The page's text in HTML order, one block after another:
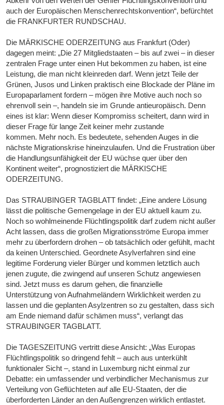
auch der Europäischen Menschenrechtskonvention“, befürchtet
die FRANKFURTER RUNDSCHAU.
Die MÄRKISCHE ODERZEITUNG aus Frankfurt (Oder)
dagegen meint: „Die 27 Mitgliedstaaten – bis auf zwei – in dieser
zentralen Frage unter einen Hut bekommen zu haben, ist eine
Leistung, die man nicht kleinreden darf. Wenn jetzt Teile der
Grünen, Jusos und Linken praktisch eine Blockade der Pläne im
Europaparlament fordern – mögen ihre Motive auch noch so
ehrenvoll sein –, handeln sie im Grunde antieuropäisch. Denn
eines ist klar: Wenn dieser Kompromiss scheitert, dann wird in
dieser Frage für lange Zeit keiner mehr zustande
kommen. Mehr noch. Es bedeutete, sehenden Auges in die
nächste Migrationskrise hineinzulaufen. Und die Frustration über
die Handlungsunfähigkeit der EU wüchse quer über den
Kontinent weiter“, prognostiziert die MÄRKISCHE
ODERZEITUNG.
Das STRAUBINGER TAGBLATT findet: „Eine andere Lösung
lässt die politische Gemengelage in der EU aktuell kaum zu.
Noch so wohlmeinende Flüchtlingspolitik darf zudem nicht außer
Acht lassen, dass die großen Migrationsströme Europa immer
mehr zu überfordern drohen – ob tatsächlich oder gefühlt, macht
da keinen Unterschied. Geordnete Asylverfahren sind eine
legitime Forderung vieler Bürger und kommen letztlich auch
jenen zugute, die zwingend auf unseren Schutz angewiesen
sind. Jetzt muss es darum gehen, die finanzielle
Unterstützung von Aufnahmeländern Wirklichkeit werden zu
lassen und die geplanten Asylzentren so zu gestalten, dass sich
am Ende niemand dafür schämen muss“, verlangt das
STRAUBINGER TAGBLATT.
Die TAGESZEITUNG vertritt diese Ansicht: „Was Europas
Flüchtlingspolitik so dringend fehlt – auch aus unterkühlt
funktionaler Sicht –, stand in Luxemburg nicht einmal zur
Debatte: ein umfassender und verbindlicher Mechanismus zur
Verteilung von Geflüchteten auf alle EU-Staaten, der die
überforderten Länder an den Außengrenzen wirklich entlastet.